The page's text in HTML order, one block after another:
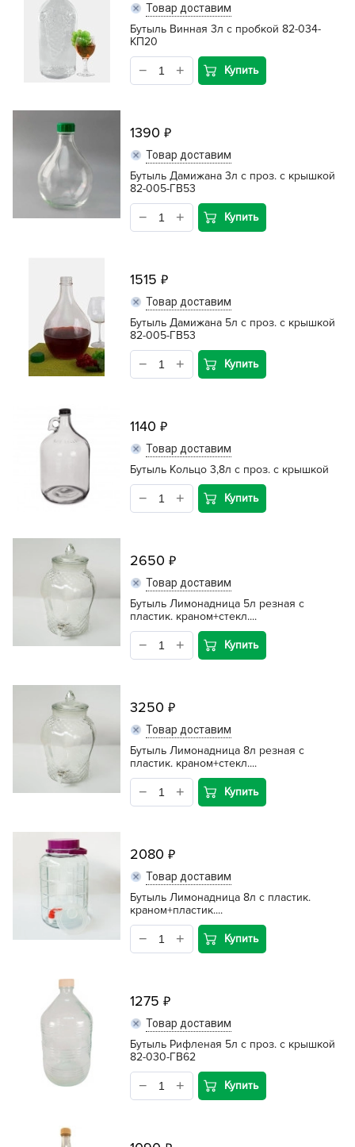
Товар доставим
Бутыль Винная 3л с пробкой 82-034-
КП20
Купить
1390
Товар доставим
Бутыль Дамижана 3л с проз. с крышкой
82-005-ГВ53
Купить
1515
Товар доставим
Бутыль Дамижана 5л с проз. с крышкой
82-005-ГВ53
Купить
1140
Товар доставим
Бутыль Кольцо 3,8л с проз. с крышкой
Купить
2650
Товар доставим
Бутыль Лимонадница 5л резная с
пластик. краном+стекл....
Купить
3250
Товар доставим
Бутыль Лимонадница 8л резная с
пластик. краном+стекл....
Купить
2080
Товар доставим
Бутыль Лимонадница 8л с пластик.
краном+пластик....
Купить
1275
Товар доставим
Бутыль Рифленая 5л с проз. с крышкой
82-030-ГВ62
Купить